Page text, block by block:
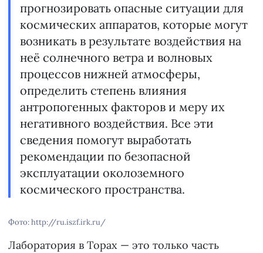
прогнозировать опасные ситуации для
космических аппаратов, которые могут
возникать в результате воздействия на
неё солнечного ветра и волновых
процессов нижней атмосферы,
определить степень влияния
антропогенных факторов и меру их
негативного воздействия. Все эти
сведения помогут выработать
рекомендации по безопасной
эксплуатации околоземного
космического пространства.
Фото: http://ru.iszf.irk.ru/
Лаборатория в Торах — это только часть